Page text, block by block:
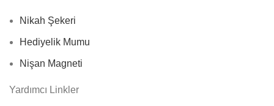
Nikah Şekeri
Hediyelik Mumu
Nişan Magneti
Yardımcı Linkler